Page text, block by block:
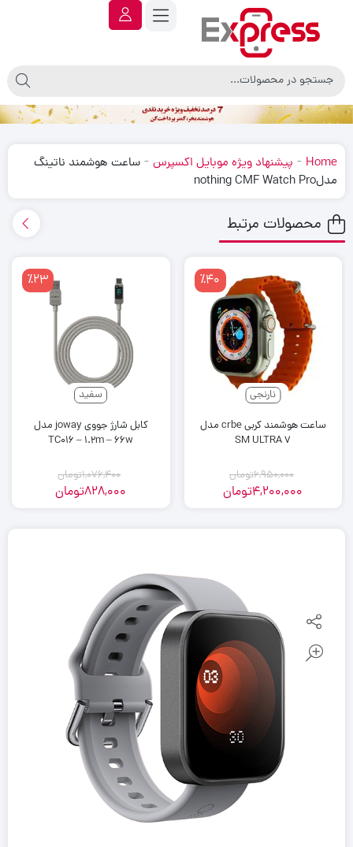
Home
- پیشنهاد ویژه موبایل اکسپرس - ساعت هوشمند ناتینگ
مدلnothing CMF Watch Pro
محصولات مرتبط
نارنجی
٪40
ساعت هوشمند کربی crbe مدل
SM ULTRA 7
6,950,000تومان
4,200,000تومان
سفید
٪23
کابل شارژ جووی joway مدل
TC016 – 1.2m – 66w
1,076,400تومان
828,000تومان